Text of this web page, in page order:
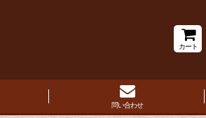
カート
問い合わせ